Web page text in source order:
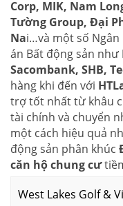
Corp, MIK, Nam
Tường Group, Đại
Nai…và một số
án Bất động sản như
Sacombank, SHB,
hàng khi đến với
trợ tốt nhất từ khâu
tài chính và chuyển
một cách hiệu quả
động sản phân khúc
căn hộ chung cư
West Lakes Golf &